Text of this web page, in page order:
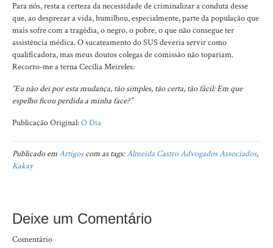
Para nós, resta a certeza da necessidade de criminalizar a conduta desse
que, ao desprezar a vida, humilhou, especialmente, parte da população que
mais sofre com a tragédia, o negro, o pobre, o que não consegue ter
assistência médica. O sucateamento do SUS deveria servir como
qualificadora, mas meus doutos colegas de comissão não topariam.
Recorro-me a terna Cecília Meireles:
“Eu não dei por esta mudança, tão simples, tão certa, tão fácil: Em que
espelho ficou perdida a minha face?”
Publicação Original:O Dia
Publicado emArtigoscom as tags:Almeida Castro Advogados Associados,
Kakay
Deixe um Comentário
Comentário